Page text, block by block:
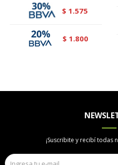
$ 1.575
$ 1.800
¡Suscribite y recibí todas